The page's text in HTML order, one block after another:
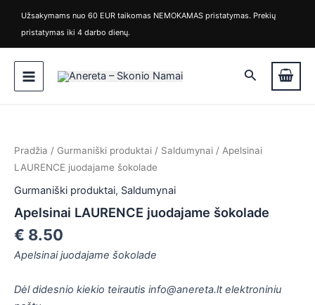
turinio
Užsakymams nuo 60 EUR taikomas NEMOKAMAS pristatymas. Prekių
pristatymas iki 4 darbo dienų.
Main
Menu
Paieška
Pradžia / Gurmaniški produktai / Saldumynai / Apelsinai
LAURENCE juodajame šokolade
Gurmaniški produktai, Saldumynai
Apelsinai LAURENCE juodajame šokolade
€ 8.50
Apelsinai juodajame šokolade
Dėl didesnio kiekio teirautis info@anereta.lt elektroniniu